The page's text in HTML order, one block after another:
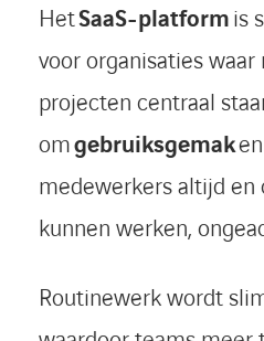
HetSaaS-platformis
voor organisaties waar
projecten centraal
omgebruiksgemaken
medewerkers altijd
kunnen werken,
Routinewerk wordt